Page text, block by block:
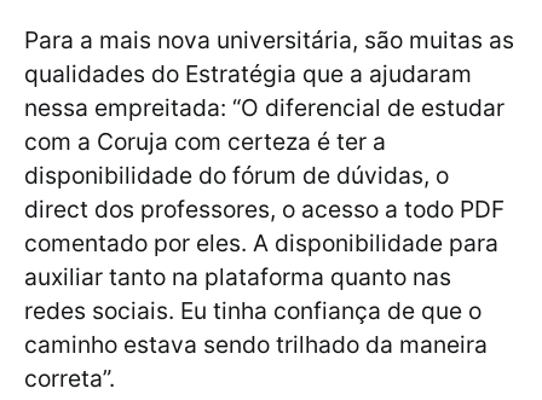
Para a mais nova universitária, são muitas as
qualidades do Estratégia que a ajudaram
nessa empreitada: “O diferencial de estudar
com a Coruja com certeza é ter a
disponibilidade do fórum de dúvidas, o
direct dos professores, o acesso a todo PDF
comentado por eles. A disponibilidade para
auxiliar tanto na plataforma quanto nas
redes sociais. Eu tinha confiança de que o
caminho estava sendo trilhado da maneira
correta”.